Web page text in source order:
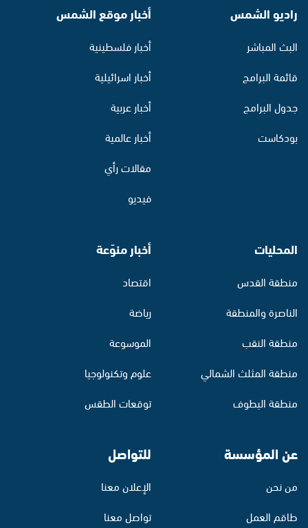
راديو الشمس
البث المباشر
قائمة البرامج
جدول البرامج
بودكاست
أخبار موقع الشمس
أخبار فلسطينية
أخبار اسرائيلية
أخبار عربية
أخبار عالمية
مقالات رأي
فيديو
المحليات
منطقة القدس
الناصرة والمنطقة
منطقة النقب
منطقة المثلث الشمالي
منطقة البطوف
أخبار منوّعة
اقتصاد
رياضة
الموسوعة
علوم وتكنولوجيا
توقعات الطقس
عن المؤسسة
من نحن
طاقم العمل
للتواصل
الإعلان معنا
تواصل معنا